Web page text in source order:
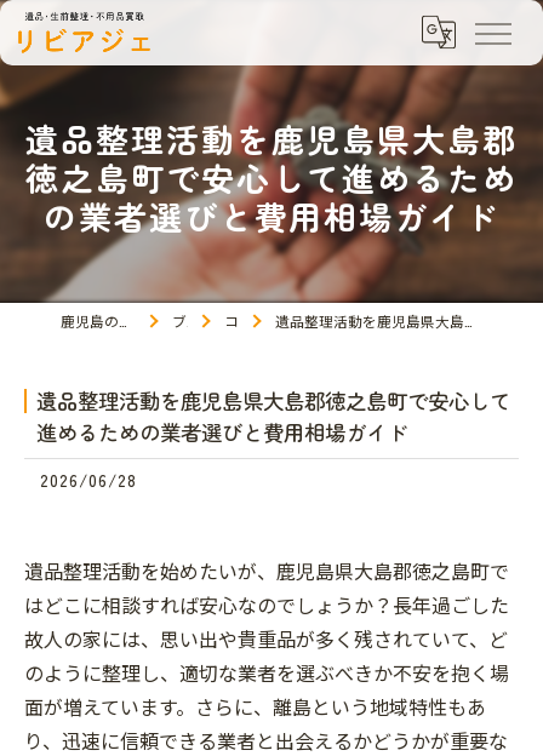
遺品整理活動を鹿児島県大島郡
徳之島町で安心して進めるため
の業者選びと費用相場ガイド
ブログ コラム 遺品整理活動を鹿児島県大島郡徳之島町で安心して進めるための業者選びと費用相場ガイド
遺品整理活動を鹿児島県大島郡徳之島町で安心して
進めるための業者選びと費用相場ガイド
2026/06/28
遺品整理活動を始めたいが、鹿児島県大島郡徳之島町で
はどこに相談すれば安心なのでしょうか？長年過ごした
故人の家には、思い出や貴重品が多く残されていて、ど
のように整理し、適切な業者を選ぶべきか不安を抱く場
面が増えています。さらに、離島という地域特性もあ
り、迅速に信頼できる業者と出会えるかどうかが重要な